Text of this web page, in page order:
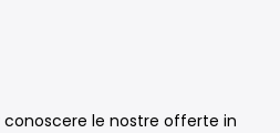
le nostre offerte in